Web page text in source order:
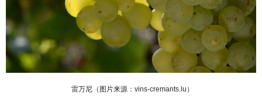
雷万尼（图片来源： vins-cremants.lu ）